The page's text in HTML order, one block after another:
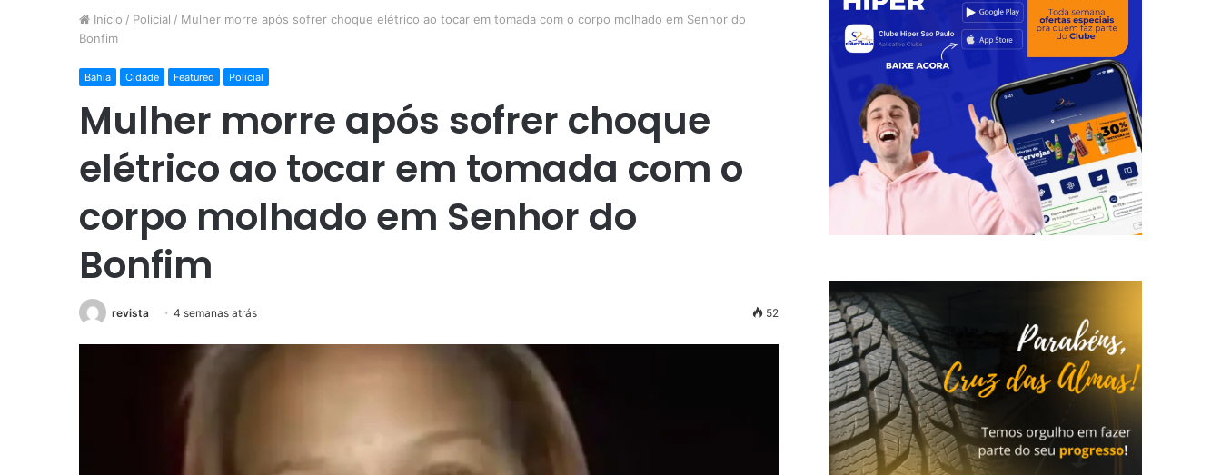
Início / Policial / Mulher morre após sofrer choque elétrico ao tocar em tomada com o corpo molhado em Senhor do
Bonfim
Bahia Cidade Featured Policial
Mulher morre após sofrer choque
elétrico ao tocar em tomada com o
corpo molhado em Senhor do
Bonfim
revista 4 semanas atrás 52